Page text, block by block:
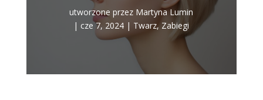
utworzone przez Martyna Lumin
| cze 7, 2024 | Twarz, Zabiegi